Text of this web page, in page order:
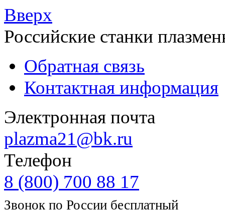
Вверх
Российские станки
Обратная связь
Контактная информация
Электронная почта
plazma21@bk.ru
Телефон
8 (800) 700 88 17
Звонок по России бесплатный